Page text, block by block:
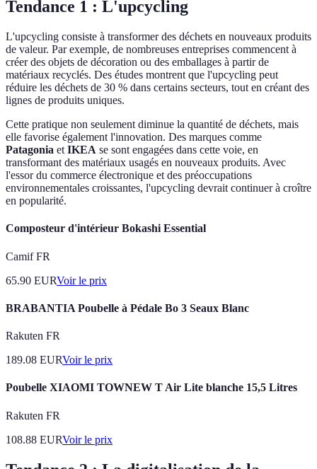
Tendance 1 : L'upcycling
L'upcycling consiste à transformer des déchets en nouveaux produits
de valeur. Par exemple, de nombreuses entreprises commencent à
créer des objets de décoration ou des emballages à partir de
matériaux recyclés. Des études montrent que l'upcycling peut
réduire les déchets de 30 % dans certains secteurs, tout en créant des
lignes de produits uniques.
Cette pratique non seulement diminue la quantité de déchets, mais
elle favorise également l'innovation. Des marques comme
Patagonia et IKEA se sont engagées dans cette voie, en
transformant des matériaux usagés en nouveaux produits. Avec
l'essor du commerce électronique et des préoccupations
environnementales croissantes, l'upcycling devrait continuer à croître
en popularité.
Composteur d'intérieur Bokashi Essential
Camif FR
65.90 EURVoir le prix
BRABANTIA Poubelle à Pédale Bo 3 Seaux Blanc
Rakuten FR
189.08 EURVoir le prix
Poubelle XIAOMI TOWNEW T Air Lite blanche 15,5 Litres
Rakuten FR
108.88 EURVoir le prix